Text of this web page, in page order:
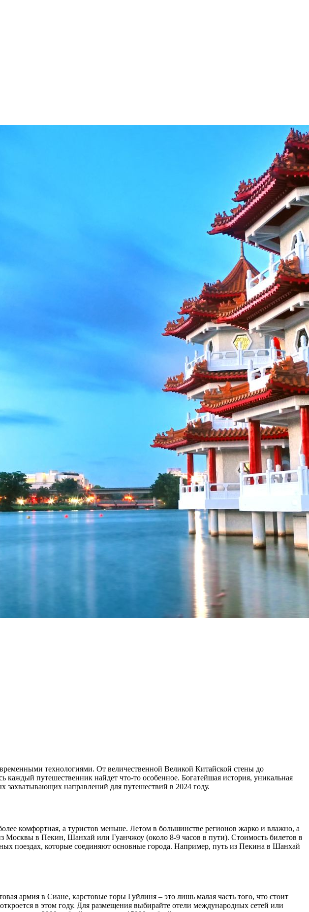
технологиями. От величественной Великой Китайской стены до
путешественник найдет что-то особенное. Богатейшая история, уникальная
захватывающих направлений для путешествий в 2024 году.
комфортная, а туристов меньше. Летом в большинстве регионов жарко и влажно, а
Москвы в Пекин, Шанхай или Гуанчжоу (около 8-9 часов в пути). Стоимость билетов в
поездах, которые соединяют основные города. Например, путь из Пекина в Шанхай
армия в Сиане, карстовые горы Гуйлиня – это лишь малая часть того, что стоит
в этом году. Для размещения выбирайте отели международных сетей или